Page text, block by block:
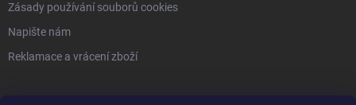
Zásady používání souborů cookies
Napište nám
Reklamace a vrácení zboží